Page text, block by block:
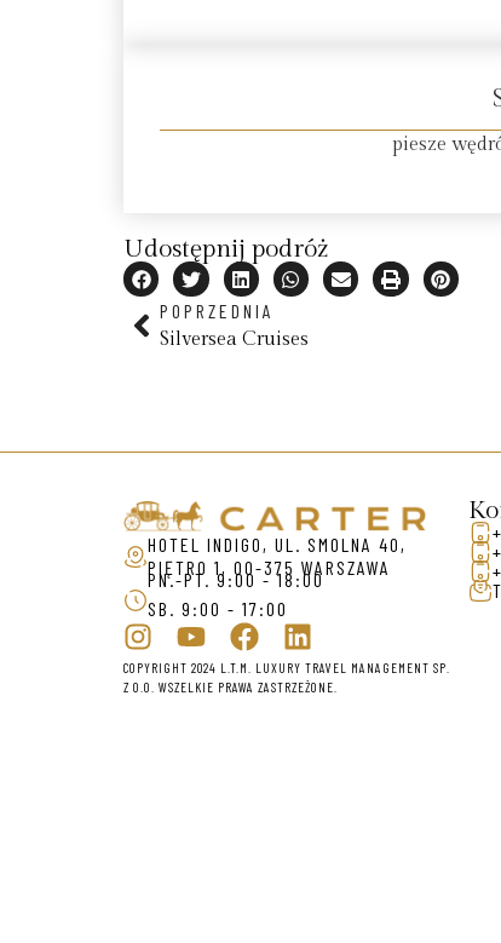
piesze
Udostępnij podróż
POPRZEDNIA
Silversea Cruises
HOTEL INDIGO, UL. SMOLNA 40,
PIĘTRO 1, 00-375 WARSZAWA
PN.-PT. 9:00 - 18:00
SB. 9:00 - 17:00
COPYRIGHT 2024 L.T.M. LUXURY TRAVEL MANAGEMENT SP.
Z O.O. WSZELKIE PRAWA ZASTRZEŻONE.